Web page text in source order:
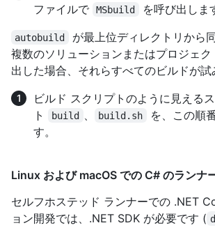
ファイルで
MSbuild を呼び出しま
autobuild
が最上位ディレクトリから
複数のソリューションまたはプロジェ
出した場合、それらすべてのビルドが試
ビルド スクリプトのように見える
ト
build build.sh
を、この順
す。
Linux および macOS での C# のランナ
セルフホステッド ランナーでの .NET
ョン開発では、.NET SDK が必要です (